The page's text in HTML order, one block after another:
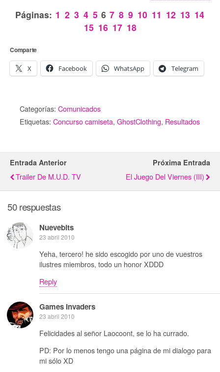
Páginas: 1 2 3 4 5 6 7 8 9 10 11 12 13 14
15 16 17 18
Comparte
X Facebook WhatsApp Telegram
Categorías: Comunicados
Etiquetas: Concurso camiseta, GhostClothing, Resultados
Entrada Anterior
Trailer De M.U.D. TV
Próxima Entrada
El Juego Del Viernes (III)
50 respuestas
Nuevebits
23 abril 2010
Yeha, tercero! he sido escogido por uno de vuestros
ilustres miembros, todo un honor XDDD
Reply
Games Invaders
23 abril 2010
Felicidades al señor Laocoont, se lo ha currado.
PD: Por lo menos tengo una página de mi dialogo para
mi sólo XD